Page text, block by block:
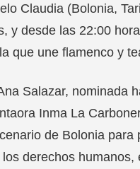
Claudia (Bolonia,
y desde las 22:00
que une flamenco y
Salazar, nominada
Inma La
de Bolonia
derechos